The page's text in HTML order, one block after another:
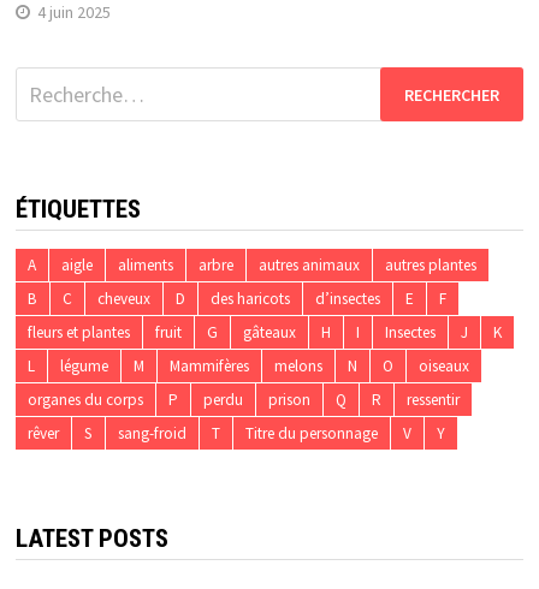
4 juin 2025
Rechercher :
ÉTIQUETTES
A aigle aliments arbre autres animaux
autres plantes
B
C cheveux D des haricots d’insectes E
F
fleurs et plantes
fruit G gâteaux H I Insectes J
K
L
légume M Mammifères melons N O
oiseaux
organes du corps
P perdu prison Q R
ressentir
rêver
S sang-froid T Titre du personnage V Y
LATEST POSTS